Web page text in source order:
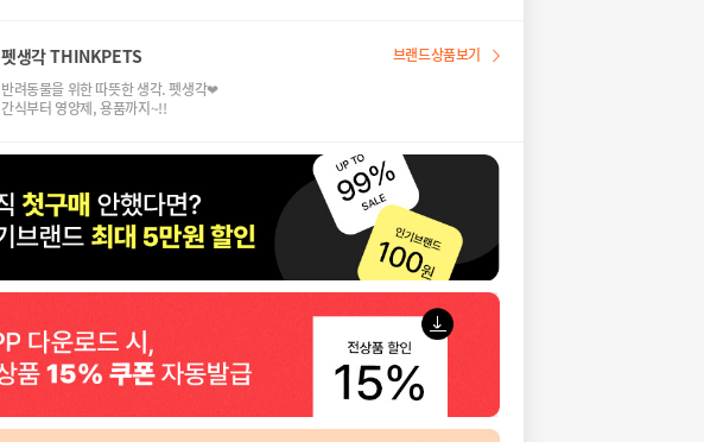
펫생각 THINKPETS
반려동물을 위한 따뜻한 생각. 펫생각❤
간식부터 영양제, 용품까지~!!
브랜드상품보기